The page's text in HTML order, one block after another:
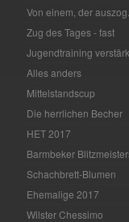
Von einem, der auszog...
Zug des Tages - fast
Jugendtraining
Alles anders
Mittelstandscup
Die herrlichen Becher
HET 2017
Barmbeker
Schachbrett-Blumen
Ehemalige 2017
Wilster Chessimo